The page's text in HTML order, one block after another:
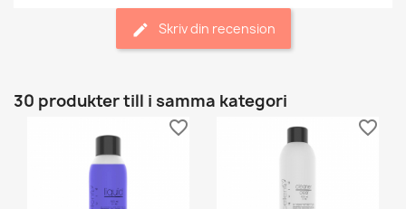
Skriv din recension
30 produkter till i samma kategori
favorite_border favorite_border